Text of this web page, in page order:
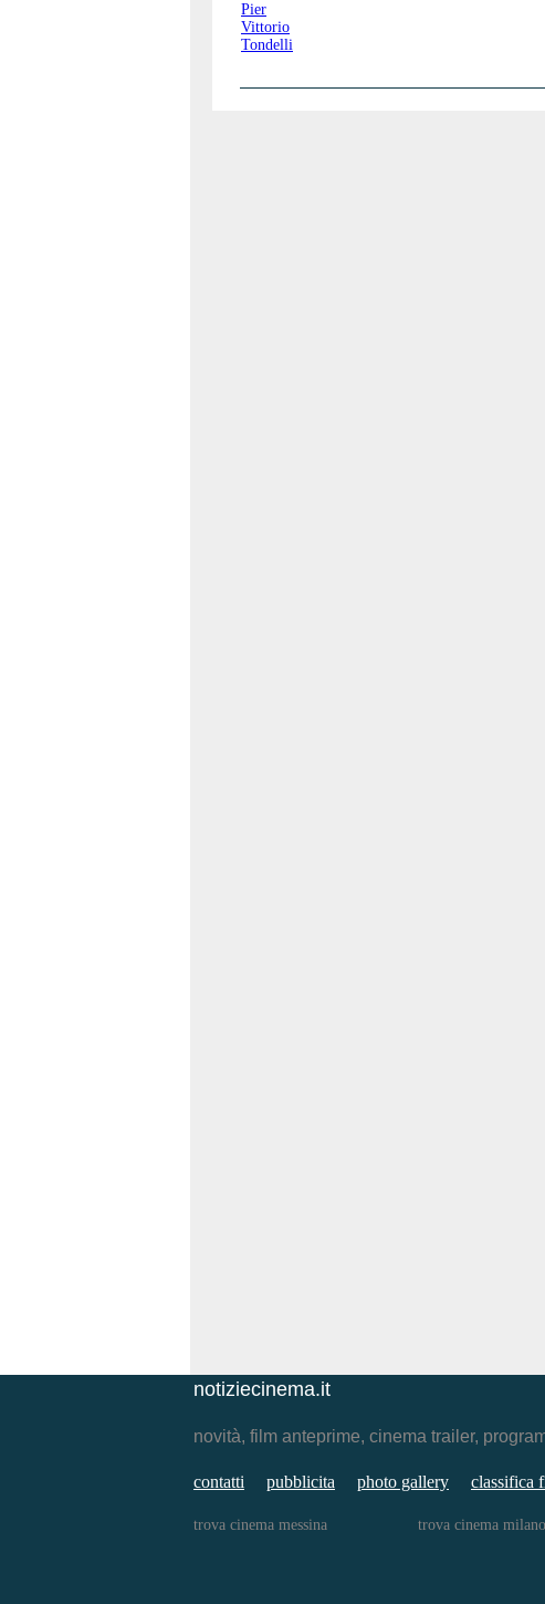
notiziecinema.it
novità, film anteprime, cinema trailer,
contatti pubblicita photo gallery classifica
trova cinema messina trova cinema milano